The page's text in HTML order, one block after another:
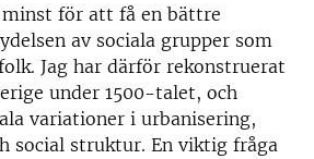
för att få en bättre
av sociala grupper som
Jag har därför rekonstruerat
under 1500-talet, och
variationer i urbanisering,
social struktur. En viktig fråga